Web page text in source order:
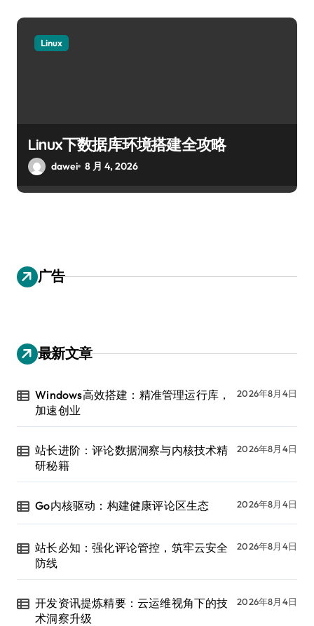
Linux
Linux下数据库环境搭建全攻略
dawei 8 月 4, 2026
广告
最新文章
Windows高效搭建：精准管理运行库，
加速创业
2026年8月4日
站长进阶：评论数据洞察与内核技术精
研秘籍
2026年8月4日
Go内核驱动：构建健康评论区生态 2026年8月4日
站长必知：强化评论管控，筑牢云安全
防线
2026年8月4日
开发资讯提炼精要：云运维视角下的技
术洞察升级
2026年8月4日